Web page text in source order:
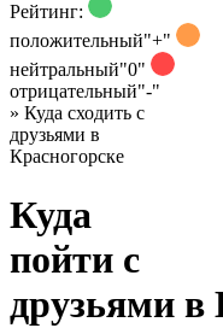
Рейтинг:
положительный"+"
нейтральный"0"
отрицательный"-"
» Куда сходить с
друзьями в
Красногорске
Куда
пойти с
друзьями в